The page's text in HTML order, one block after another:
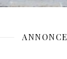
ANNONCE